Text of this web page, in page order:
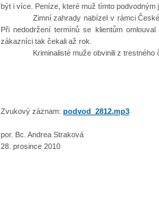
být i více. Peníze, které muž tímto podvodným
Zimní zahrady nabízel v rámci
Při nedodržení termínů se klientům
zákazníci tak čekali až rok.
Kriminalisté muže obvinili z
Zvukový záznam: podvod_2812.mp3
por. Bc. Andrea Straková
28. prosince 2010